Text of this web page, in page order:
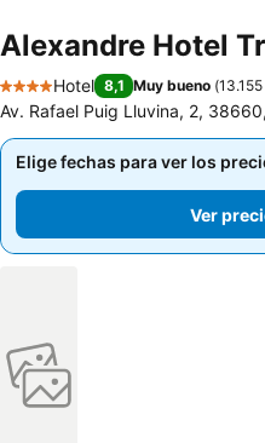
Alexandre Hotel
4 Estrellas
Hotel 8,1 Muy bueno (
Av. Rafael Puig Lluvina, 2,
Elige fechas para ver los
Ver
Elige fechas para ver los
Ver